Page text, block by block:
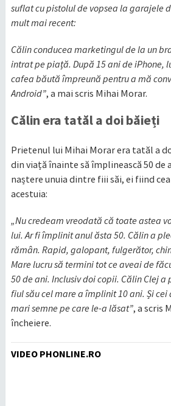
suflat cu pistolul de vopsea la garajele
mult mai recent:
Călin conducea marketingul de la un
intrat pe piață. După 15 ani de iPhone,
cafea băută împreună pentru a mă
Android”, a mai scris Mihai Morar.
Călin era tatăl a doi băieți
Prietenul lui Mihai Morar era tatăl a
din viață înainte să împlinească 50 de
naștere unuia dintre fiii săi, ei fiind
acestuia:
„Nu credeam vreodată că toate astea
lui. Ar fi împlinit anul ăsta 50. Călin a
rămân. Rapid, galopant, fulgerător,
Mare lucru să termini tot ce aveai de
50 de ani. Inclusiv doi copii. Călin Clej a
fiul său cel mare a împlinit 10 ani. Și
mari semne pe care le-a lăsat”, a scris
încheiere.
VIDEO PHONLINE.RO